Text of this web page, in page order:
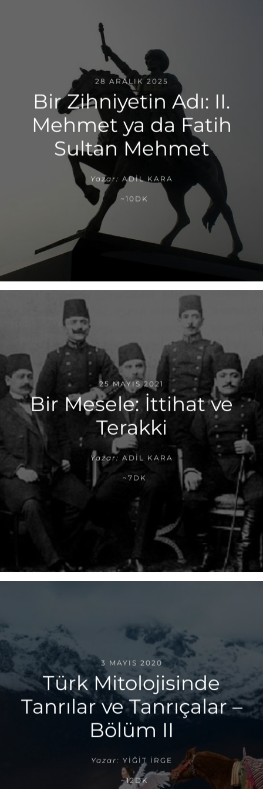
28 ARALIK 2025
Bir Zihniyetin Adı: II.
Mehmet ya da Fatih
Sultan Mehmet
Yazar: ADIL KARA
~10DK
25 MAYIS 2021
Bir Mesele: İttihat ve
Terakki
Yazar: ADIL KARA
~7DK
3 MAYIS 2020
Türk Mitolojisinde
Tanrılar ve Tanrıçalar –
Bölüm II
Yazar: YIĞIT İRGE
~12DK